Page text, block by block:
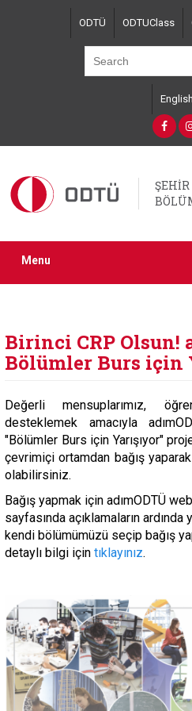
ODTÜ ODTUClass
English
Menu
Birinci CRP Olsun!
Bölümler Burs için
Değerli mensuplarımız,
desteklemek amacıyla
"Bölümler Burs için Yarışıyor"
çevrimiçi ortamdan bağış
olabilirsiniz.
Bağış yapmak için adımODTÜ
sayfasında açıklamaların
kendi bölümümüzü seçip bağış
detaylı bilgi için tıklayınız.